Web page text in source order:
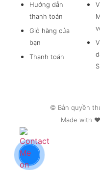
Hướng dẫn
thanh toán
Giỏ hàng của
bạn
Thanh toán
© Bản quyền
Made with